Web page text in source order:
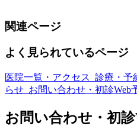
関連ページ
よく見られているページ
医院一覧・アクセス 診療・予
らせ お問い合わせ・初診Web
お問い合わせ・初